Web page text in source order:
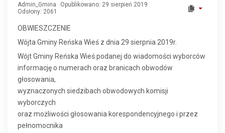
Admin_Gmina
Opublikowano: 29 sierpień 2019
Odsłony: 2061
OBWIESZCZENIE
Wójta Gminy Reńska Wieś z dnia 29 sierpnia 2019r.
Wójt Gminy Reńska Wieś podanej do wiadomości wyborców
informację o numerach oraz branicach obwodów
głosowania,
wyznaczonych siedzibach obwodowych komisji
wyborczych
oraz możliwości głosowania korespondencyjnego i przez
pełnomocnika